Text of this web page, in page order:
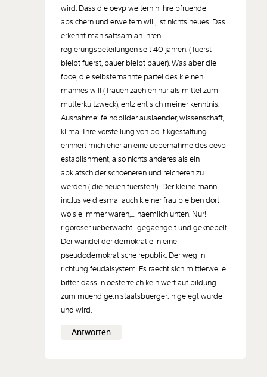
Der Inhalt dieses Feldes wird nicht öffentlich zugänglich angezeigt.
wird. Dass die oevp weiterhin ihre pfruende
absichern und erweitern will, ist nichts neues. Das
erkennt man sattsam an ihren
regierungsbeteilungen seit 40 jahren. ( fuerst
bleibt fuerst, bauer bleibt bauer). Was aber die
fpoe, die selbsternannte partei des kleinen
mannes will ( frauen zaehlen nur als mittel zum
mutterkultzweck), entzieht sich meiner kenntnis.
Ausnahme: feindbilder auslaender, wissenschaft,
klima. Ihre vorstellung von politikgestaltung
erinnert mich eher an eine uebernahme des oevp-
establishment, also nichts anderes als ein
abklatsch der schoeneren und reicheren zu
werden ( die neuen fuersten!). .Der kleine mann
inc.lusive diesmal auch kleiner frau bleiben dort
wo sie immer waren,.... naemlich unten. Nur!
rigoroser ueberwacht , gegaengelt und geknebelt.
Der wandel der demokratie in eine
pseudodemokratische republik. Der weg in
richtung feudalsystem. Es raecht sich mittlerweile
bitter, dass in oesterreich kein wert auf bildung
zum muendige:n staatsbuerger:in gelegt wurde
und wird.
Antworten